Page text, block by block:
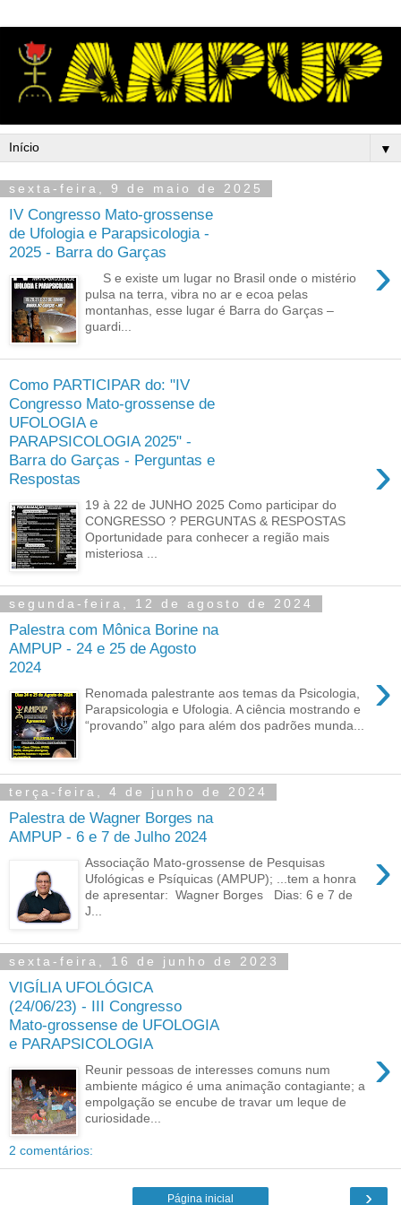
▼
sexta-feira, 9 de maio de 2025
IV Congresso Mato-grossense
de Ufologia e Parapsicologia -
2025 - Barra do Garças
›
S e existe um lugar no Brasil onde o mistério
pulsa na terra, vibra no ar e ecoa pelas
montanhas, esse lugar é Barra do Garças –
guardi...
Como PARTICIPAR do: "IV
Congresso Mato-grossense de
UFOLOGIA e
PARAPSICOLOGIA 2025" -
Barra do Garças - Perguntas e
Respostas
›
19 à 22 de JUNHO 2025 Como participar do
CONGRESSO ? PERGUNTAS & RESPOSTAS
Oportunidade para conhecer a região mais
misteriosa ...
segunda-feira, 12 de agosto de 2024
Palestra com Mônica Borine na
AMPUP - 24 e 25 de Agosto
2024
›
Renomada palestrante aos temas da Psicologia,
Parapsicologia e Ufologia. A ciência mostrando e
“provando” algo para além dos padrões munda...
terça-feira, 4 de junho de 2024
Palestra de Wagner Borges na
AMPUP - 6 e 7 de Julho 2024
›
Associação Mato-grossense de Pesquisas
Ufológicas e Psíquicas (AMPUP); ...tem a honra
de apresentar: Wagner Borges Dias: 6 e 7 de
J...
sexta-feira, 16 de junho de 2023
VIGÍLIA UFOLÓGICA
(24/06/23) - III Congresso
Mato-grossense de UFOLOGIA
e PARAPSICOLOGIA
›
Reunir pessoas de interesses comuns num
ambiente mágico é uma animação contagiante; a
empolgação se encube de travar um leque de
curiosidade...
2 comentários:
›
Página inicial